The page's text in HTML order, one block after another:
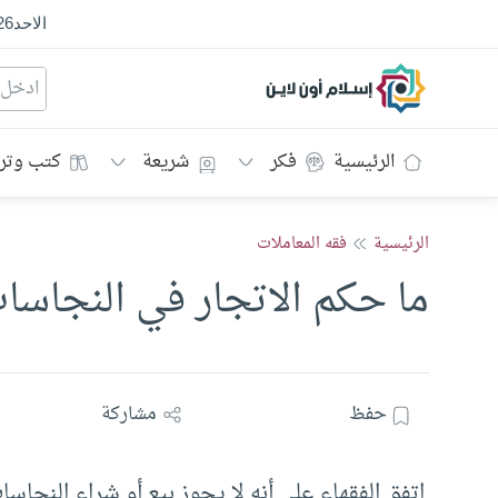
الاحد
إسلام أون لاين
الرئيسية فكر شريعة كتب
الرئيسية فقه المعاملات
ما حكم الاتجار في
حفظ مشاركة